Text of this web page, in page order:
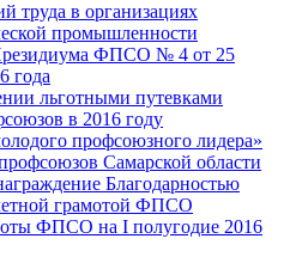
труда в организациях
промышленности
ФПСО № 4 от 25
года
льготными путевками
в 2016 году
профсоюзного лидера»
Самарской области
Благодарностью
грамотой ФПСО
ФПСО на I полугодие 2016